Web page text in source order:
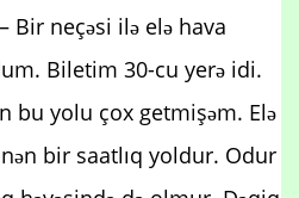
Bir neçəsi ilə elə hava
Biletim 30-cu yerə idi.
bu yolu çox getmişəm. Elə
bir saatlıq yoldur. Odur